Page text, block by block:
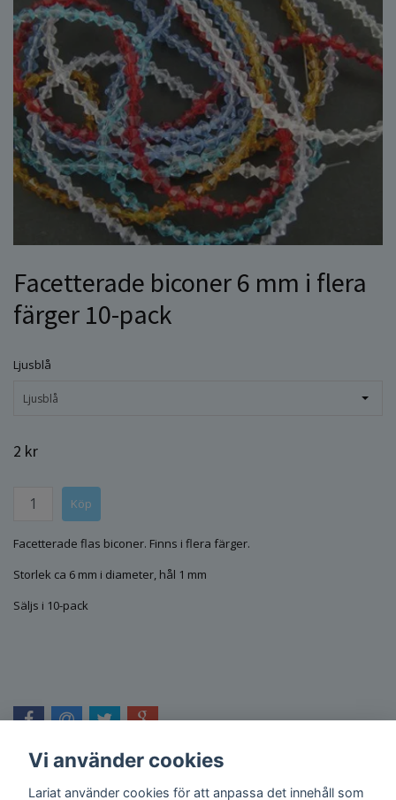
Facetterade biconer 6 mm i flera
färger 10-pack
Ljusblå
Ljusblå
2 kr
Facetterade flas biconer. Finns i flera färger.
Storlek ca 6 mm i diameter, hål 1 mm
Säljs i 10-pack
Vi använder cookies
Lariat använder cookies för att anpassa det innehåll som